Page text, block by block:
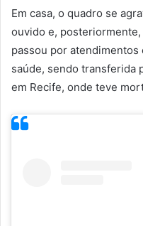
Em casa, o quadro se
ouvido e,
passou por
saúde, sendo transferida
em Recife, onde teve